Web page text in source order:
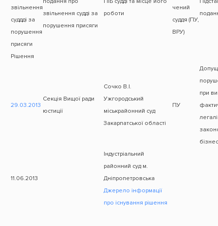
звільнення
суддді за
порушення
присяги
Рішення
звільнення судді за
порушення присяги
роботи
чений
суддя (ПУ,
ВРУ)
29.03.2013
Секція Вищої ради
юстиції
Сочко В.І.
Ужгородський
міськрайонний суд
Закарпатської області
ПУ
при
11.06.2013
Індустріальний
районний суд м.
Дніпропетровська
Джерело інформації
про існування рішення